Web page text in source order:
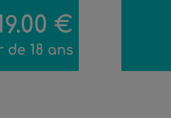
€
18 ans